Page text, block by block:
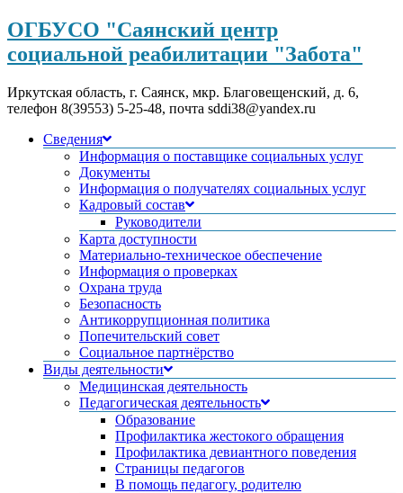
ОГБУСО "Саянский центр
социальной реабилитации "Забота"
Иркутская область, г. Саянск, мкр. Благовещенский, д. 6,
телефон 8(39553) 5-25-48, почта sddi38@yandex.ru
Сведения
Информация о поставщике социальных услуг
Документы
Информация о получателях социальных услуг
Кадровый состав
Руководители
Карта доступности
Материально-техническое обеспечение
Информация о проверках
Охрана труда
Безопасность
Антикоррупционная политика
Попечительский совет
Социальное партнёрство
Виды деятельности
Медицинская деятельность
Педагогическая деятельность
Образование
Профилактика жестокого обращения
Профилактика девиантного поведения
Страницы педагогов
В помощь педагогу, родителю